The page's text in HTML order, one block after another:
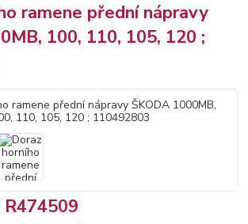
ramene přední nápravy
100, 110, 105, 120 ;